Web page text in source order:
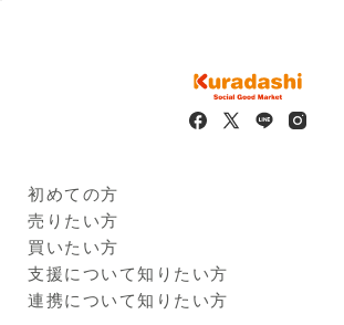
しい場所に
タイ
有限会社フ
出品のワケ
賞味期限
商品画像はイメージのため、実際の商品と
初めての方
Kuradashiとは
ご利用ガイド
売りたい方
クラダシに出品する
出品企業
買いたい方
商品一覧
ログイン・新規登録
支援について知りたい方
支援レポート
連携について知りたい方